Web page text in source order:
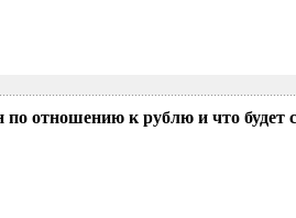
по отношению к рублю и что